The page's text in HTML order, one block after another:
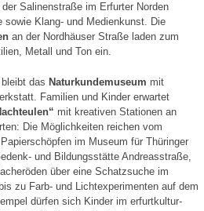
Salinenstraße im Erfurter Norden
sowie Klang- und Medienkunst. Die
an der Nordhäuser Straße laden zum
Metall und Ton ein.
das Naturkundemuseum mit
Familien und Kinder erwartet
mit kreativen Stationen an
Die Möglichkeiten reichen vom
im Museum für Thüringer
und Bildungsstätte Andreasstraße,
über eine Schatzsuche im
zu Farb- und Lichtexperimenten auf dem
dürfen sich Kinder im erfurtkultur-